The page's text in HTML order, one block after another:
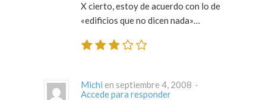
X cierto, estoy de acuerdo con lo de
«edificios que no dicen nada»…
Michi
en septiembre 4, 2008 ·
Accede para responder